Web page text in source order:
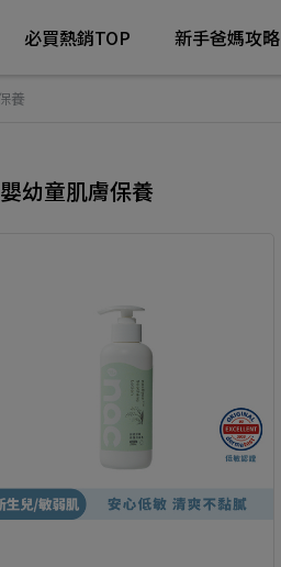
必買熱銷TOP 新手爸媽攻略
養
嬰幼童肌膚保養